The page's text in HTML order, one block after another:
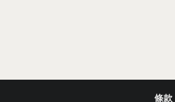
條款